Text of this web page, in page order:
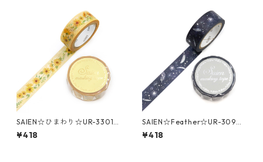
SAIEN☆ひまわり☆UR-3301
☆金箔☆マスキングテープ
¥418
SAIEN☆Feather☆UR-3094
☆銀箔☆マスキングテープ
¥418